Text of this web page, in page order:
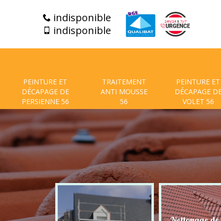
indisponible
indisponible
PEINTURE ET
DÉCAPAGE DE
PERSIENNE 56
TRAITEMENT
ANTI MOUSSE
56
PEINTURE ET
DÉCAPAGE
VOLET 56